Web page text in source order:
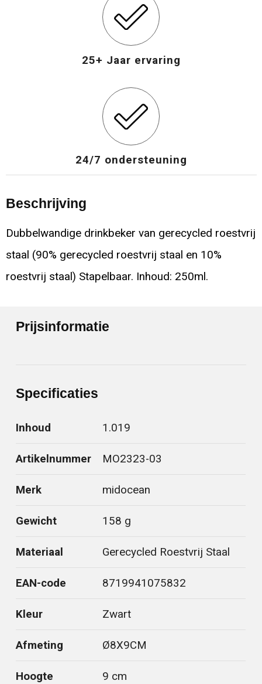
25+ Jaar ervaring
24/7 ondersteuning
Beschrijving
Dubbelwandige drinkbeker van gerecycled roestvrij
staal (90% gerecycled roestvrij staal en 10%
roestvrij staal) Stapelbaar. Inhoud: 250ml.
Prijsinformatie
Specificaties
Inhoud 1.019
Artikelnummer MO2323-03
Merk midocean
Gewicht 158 g
Materiaal Gerecycled Roestvrij Staal
EAN-code 8719941075832
Kleur Zwart
Afmeting Ø8X9CM
Hoogte 9 cm